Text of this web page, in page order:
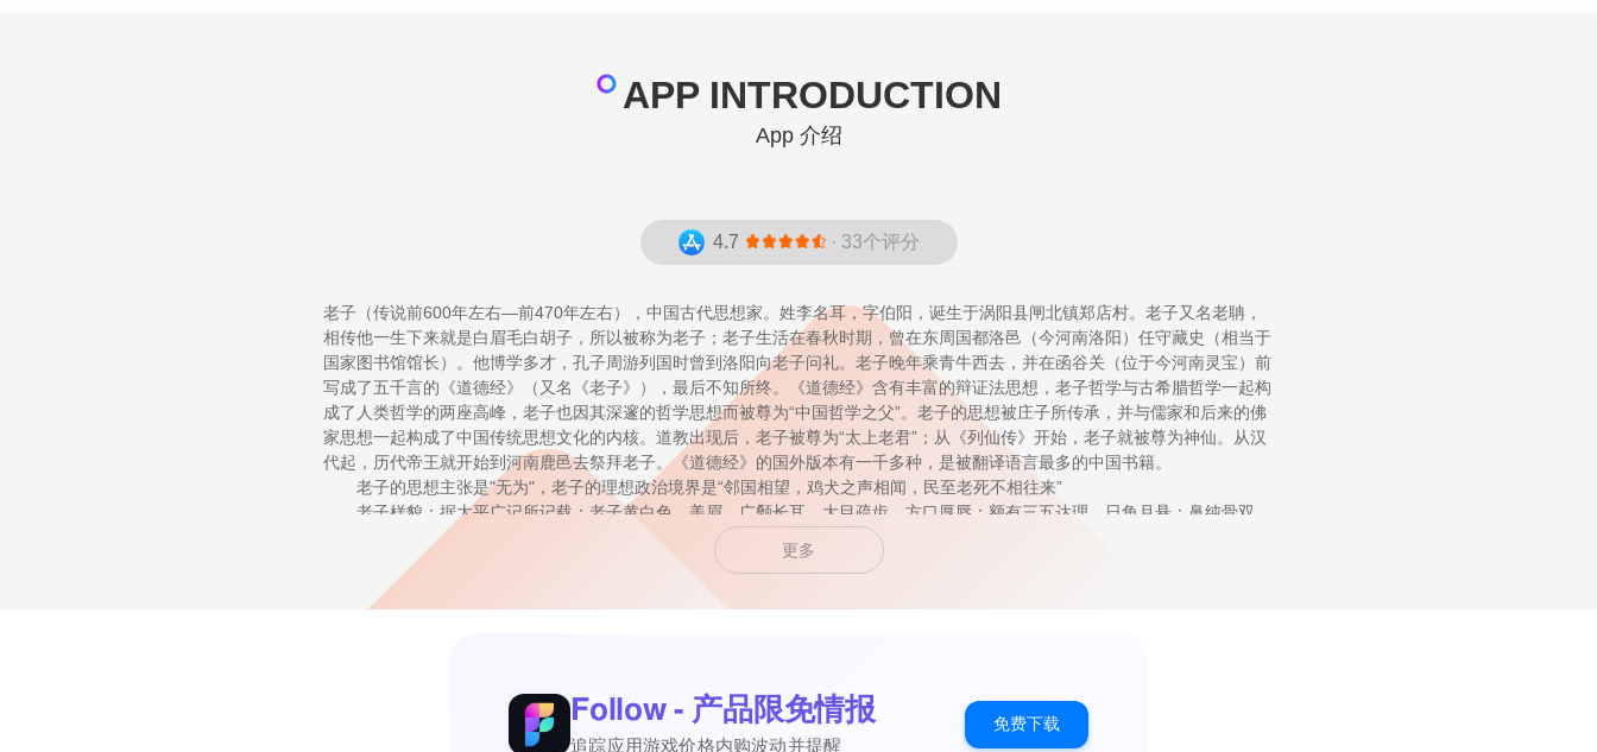
APP INTRODUCTION
App 介绍
4.7 · 33个评分
老子（传说前600年左右—前470年左右），中国古代思想家。姓李名耳，字伯阳，诞生于涡阳县闸北镇郑店村。老子又名老聃，
相传他一生下来就是白眉毛白胡子，所以被称为老子；老子生活在春秋时期，曾在东周国都洛邑（今河南洛阳）任守藏史（相当于
国家图书馆馆长）。他博学多才，孔子周游列国时曾到洛阳向老子问礼。老子晚年乘青牛西去，并在函谷关（位于今河南灵宝）前
写成了五千言的《道德经》（又名《老子》），最后不知所终。《道德经》含有丰富的辩证法思想，老子哲学与古希腊哲学一起构
成了人类哲学的两座高峰，老子也因其深邃的哲学思想而被尊为“中国哲学之父”。老子的思想被庄子所传承，并与儒家和后来的佛
家思想一起构成了中国传统思想文化的内核。道教出现后，老子被尊为“太上老君”；从《列仙传》开始，老子就被尊为神仙。从汉
代起，历代帝王就开始到河南鹿邑去祭拜老子。《道德经》的国外版本有一千多种，是被翻译语言最多的中国书籍。
老子的思想主张是"无为"，老子的理想政治境界是“邻国相望，鸡犬之声相闻，民至老死不相往来”
老子样貌：据太平广记所记载：老子黄白色，美眉，广颡长耳，大目疏齿，方口厚唇；额有三五达理，日角月悬；鼻纯骨双
柱，耳有三漏门；足蹈二五，手把十文。(老子皮色黄白，眉毛很美，额头宽阔耳朵很长，眼睛很大，牙齿稀疏，四方大口嘴唇很
厚。他的额头有十五道皱纹，额角两端似有日月的形状。他鼻子很端正，有两根鼻骨，耳朵上有三个耳孔。他一步可跨一丈，双手
上有十道贵人的纹路。）
《老子》以“道”解释宇宙万物的演变，以为“道生一，一生二，二生三，三生万物”，“道”乃“夫莫之命（命令）而常自然”，因
之道，损有余而补不足，人之道则不然，损不足以奉有馀”；“民之饥，以其上食税之多”；“民之轻死，以其上求生之厚”；“民不畏
死，奈何以死惧之？”。其学说对中国哲学发展具深刻影响，其内容主要见《老子》这本书。他的哲学思想和由他创立的道家学
更多
Follow - 产品限免情报
追踪应用游戏价格内购波动并提醒
免费下载